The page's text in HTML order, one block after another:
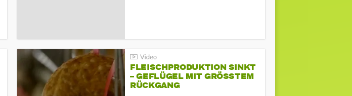
FLEISCHPRODUKTION SINKT
– GEFLÜGEL MIT GRÖSSTEM R
ÜCKGANG